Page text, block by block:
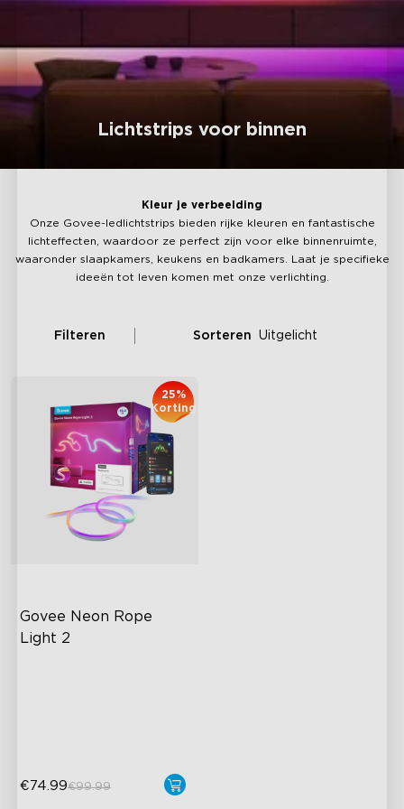
Lichtstrips voor binnen
Kleur je verbeelding
Onze Govee-ledlichtstrips bieden rijke kleuren en fantastische
lichteffecten, waardoor ze perfect zijn voor elke binnenruimte,
waaronder slaapkamers, keukens en badkamers. Laat je specifieke
ideeën tot leven komen met onze verlichting.
Filteren Sorteren Uitgelicht
Govee Neon Rope
Light 2
25%
Korting
€74.99€99.99